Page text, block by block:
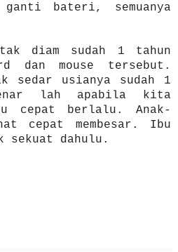
bateri, semuanya
diam sudah 1 tahun
dan mouse tersebut.
sedar usianya sudah 1
lah apabila kita
cepat berlalu. Anak-
cepat membesar. Ibu
sekuat dahulu.